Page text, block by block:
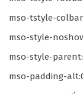
mso-tstyle-
mso-style-
mso-style-
mso-padding-